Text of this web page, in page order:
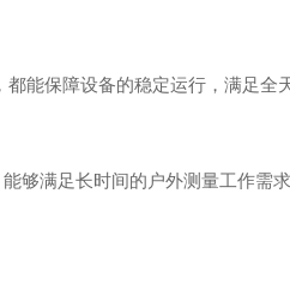
能保障设备的稳定运行，满足全
够满足长时间的户外测量工作需求